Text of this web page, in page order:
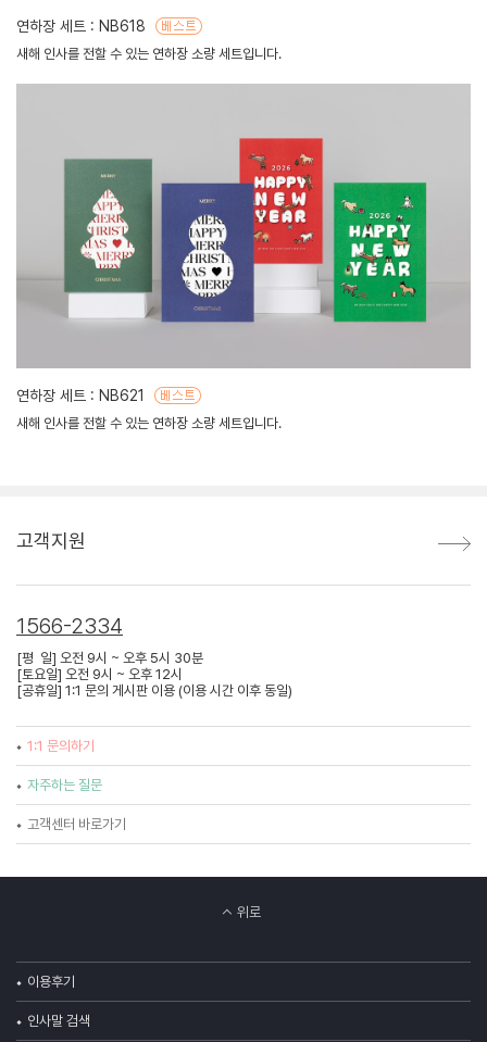
연하장 세트 : NB618
새해 인사를 전할 수 있는 연하장 소량 세트입니다.
연하장 세트 : NB621
새해 인사를 전할 수 있는 연하장 소량 세트입니다.
고객지원
1566-2334
[평 일] 오전 9시 ~ 오후 5시 30분
[토요일] 오전 9시 ~ 오후 12시
[공휴일] 1:1 문의 게시판 이용 (이용 시간 이후 동일)
1:1 문의하기
자주하는 질문
고객센터 바로가기
위로
이용후기
인사말 검색